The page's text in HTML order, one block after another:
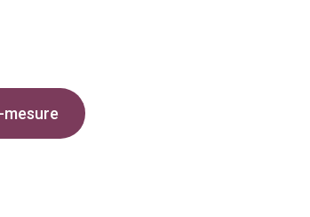
mesure